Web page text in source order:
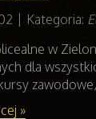
Kategoria:
w
dla
»